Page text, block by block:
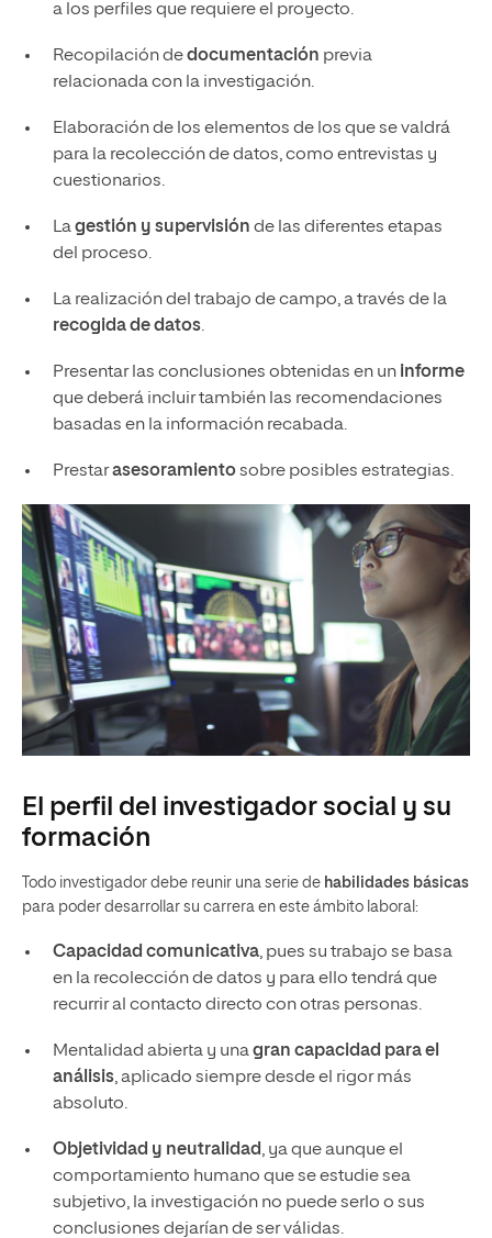
a los perfiles que requiere el proyecto.
Recopilación dedocumentación previa
relacionada con la investigación.
Elaboración de los elementos de los que se valdrá
para la recolección de datos, como entrevistas y
cuestionarios.
Lagestión y supervisión de las diferentes etapas
del proceso.
La realización del trabajo de campo, a través de la
recogida de datos.
Presentar las conclusiones obtenidas en un informe
que deberá incluir también las recomendaciones
basadas en la información recabada.
Prestarasesoramientosobre posibles estrategias.
El perfil del investigador social y su
formación
Todo investigador debe reunir una serie de habilidades básicas
para poder desarrollar su carrera en este ámbito laboral:
Capacidad comunicativa, pues su trabajo se basa
en la recolección de datos y para ello tendrá que
recurrir al contacto directo con otras personas.
Mentalidad abierta y unagran capacidad para el
análisis, aplicado siempre desde el rigor más
absoluto.
Objetividad y neutralidad, ya que aunque el
comportamiento humano que se estudie sea
subjetivo, la investigación no puede serlo o sus
conclusiones dejarían de ser válidas.